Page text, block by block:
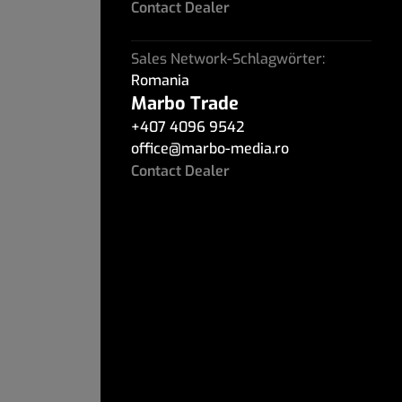
Contact Dealer
Sales Network-Schlagwörter:
Romania
Marbo Trade
+407 4096 9542
office@marbo-media.ro
Contact Dealer